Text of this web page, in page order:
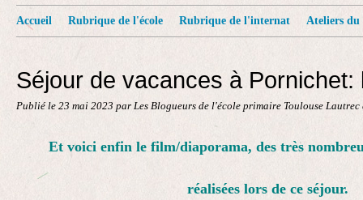
Accueil Rubrique de l'école Rubrique de l'internat Ateliers du
Séjour de vacances à Pornichet:
Publié le 23 mai 2023 par Les Blogueurs de l'école primaire Toulouse Lautrec
Et voici enfin le film/diaporama, des très
réalisées lors de ce séjour.